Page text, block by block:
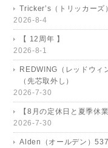
Tricker’s（トリッカー
2026-8-4
【 12周年 】
2026-8-1
REDWING（レッドウィ
（先芯取外し）
2026-7-30
【8月の定休日と夏季休
2026-7-30
Alden（オールデン）